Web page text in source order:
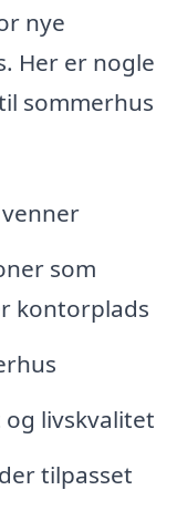
nye
Her er nogle
sommerhus
som
kontorplads
livskvalitet
tilpasset